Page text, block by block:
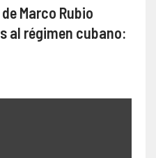
Marco Rubio
al régimen cubano: